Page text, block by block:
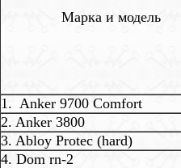
Марка и модель
1. Anker 9700 Comfort
2. Anker 3800
3. Abloy Protec (hard)
4. Dom rn-2